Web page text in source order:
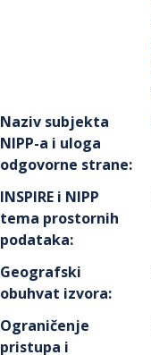
Naziv subjekta
NIPP-a i uloga
odgovorne strane:
INSPIRE i NIPP
tema prostornih
podataka:
Geografski
obuhvat izvora:
Ograničenje
pristupa i